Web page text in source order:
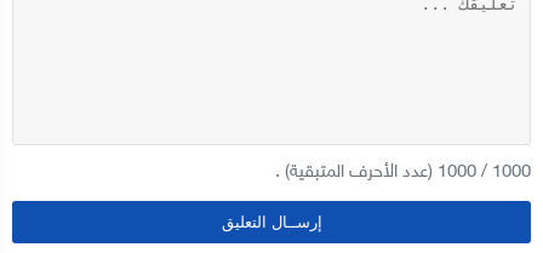
1000
/
1000 (عدد الأحرف المتبقية) .